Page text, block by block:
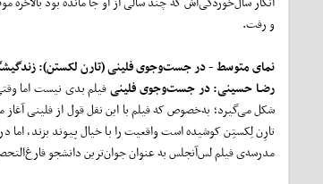
و رفت.
نمای متوسط - در جستوجوی فلینی(تارن لکستن): زندگی
رضـا حسینی:در جستوجوی فلینیفیلم بدی نیست اما
شکل می‌گیرد؛ به‌خصوص که فیلم با این نقل قول از فلینی
تارِن لِکستِن کوشیده است واقعیت را با خیال پیوند بزند،
مدرسه‌ی فیلم لس‌آنجلس به عنوان جوان‌ترین دانشجو